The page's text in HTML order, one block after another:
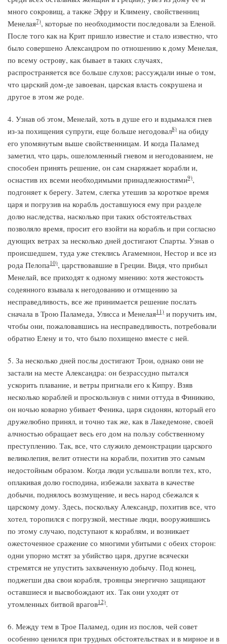
много сокровищ, а также Эфру и Климену, свойственниц
Менелая7), которые по необходимости последовали за Еленой.
После того как на Крит пришло известие и стало известно, что
было совершено Александром по отношению к дому Менелая,
по всему острову, как бывает в таких случаях,
распространяется все больше слухов; рассуждали иные о том,
что царский дом-де завоеван, царская власть сокрушена и
другое в этом же роде.
4. Узнав об этом, Менелай, хоть в душе его и вздымался гнев
из-за похищения супруги, еще больше негодовал8) на обиду
его упомянутым выше свойственницам. И когда Паламед
заметил, что царь, ошеломленный гневом и негодованием, не
способен принять решение, он сам снаряжает корабли и,
оснастив их всеми необходимыми принадлежностями9),
подгоняет к берегу. Затем, слегка утешив за короткое время
царя и погрузив на корабль доставшуюся ему при разделе
долю наследства, насколько при таких обстоятельствах
позволяло время, просит его взойти на корабль и при согласно
дующих ветрах за несколько дней достигают Спарты. Узнав о
происшедшем, туда уже стеклись Агамемнон, Нестор и все из
рода Пелопа10), царствовавшие в Греции. Видя, что прибыл
Менелай, все приходят к одному мнению: хотя жестокость
содеянного взывала к негодованию и отмщению за
несправедливость, все же принимается решение послать
сначала в Трою Паламеда, Улисса и Менелая11) и поручить им,
чтобы они, пожаловавшись на несправедливость, потребовали
обратно Елену и то, что было похищено вместе с ней.
5. За несколько дней послы достигают Трои, однако они не
застали на месте Александра: он безрассудно пытался
ускорить плавание, и ветры пригнали его к Кипру. Взяв
несколько кораблей и проскользнув с ними оттуда в Финикию,
он ночью коварно убивает Феника, царя сидонян, который его
дружелюбно принял, и точно так же, как в Лакедемоне, своей
алчностью обращает весь его дом на пользу собственному
преступлению. Так, все, что служило демонстрации царского
великолепия, велит отнести на корабли, похитив это самым
недостойным образом. Когда люди услышали вопли тех, кто,
оплакивая долю господина, избежали захвата в качестве
добычи, поднялось возмущение, и весь народ сбежался к
царскому дому. Здесь, поскольку Александр, похитив все, что
хотел, торопился с погрузкой, местные люди, вооружившись
по этому случаю, подступают к кораблям, и возникает
ожесточенное сражение со многими убитыми с обеих сторон:
одни упорно мстят за убийство царя, другие всячески
стремятся не упустить захваченную добычу. Под конец,
поджегши два свои корабля, троянцы энергично защищают
оставшиеся и высвобождают их. Так они уходят от
утомленных битвой врагов12).
6. Между тем в Трое Паламед, один из послов, чей совет
особенно ценился при трудных обстоятельствах и в мирное и в